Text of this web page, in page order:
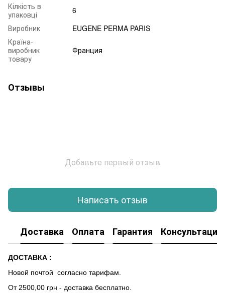
Кілкість в
упаковці
6
Виробник
EUGENE PERMA PARIS
Країна-
виробник
товару
Франция
Отзывы
Добавьте первый отзыв
Написать отзыв
Доставка Оплата Гарантия Консультация
ДОСТАВКА :
Новой почтой согласно тарифам.
От 2500,00 грн - доставка бесплатно.